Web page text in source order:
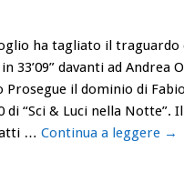
ha tagliato il traguardo
33’09” davanti ad Andrea
Prosegue il dominio di
di “Sci & Luci nella Notte”.
… Continua a leggere →